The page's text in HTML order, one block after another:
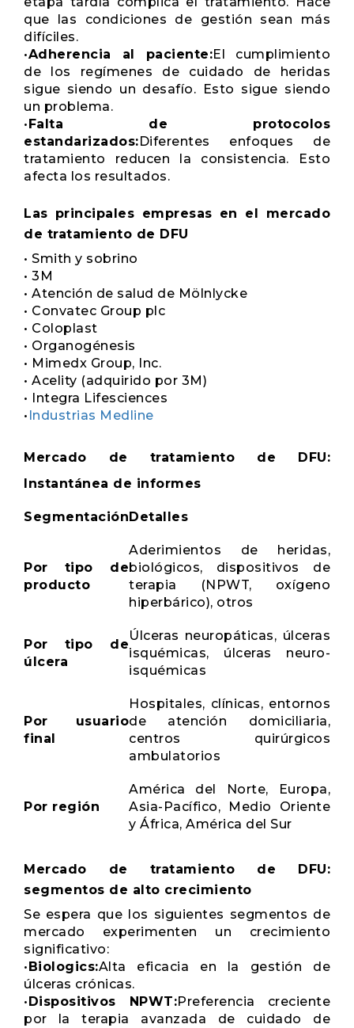
que las condiciones de gestión sean más
difíciles.
•Adherencia al paciente:El cumplimiento
de los regímenes de cuidado de heridas
sigue siendo un desafío. Esto sigue siendo
un problema.
•Falta de protocolos
estandarizados:Diferentes enfoques de
tratamiento reducen la consistencia. Esto
afecta los resultados.
Las principales empresas en el mercado
de tratamiento de DFU
• Smith y sobrino
• 3M
• Atención de salud de Mölnlycke
• Convatec Group plc
• Coloplast
• Organogénesis
• Mimedx Group, Inc.
• Acelity (adquirido por 3M)
• Integra Lifesciences
• Industrias Medline
Mercado de tratamiento de DFU:
Instantánea de informes
SegmentaciónDetalles
Por tipo de
producto
Aderimientos de heridas,
biológicos, dispositivos de
terapia (NPWT, oxígeno
hiperbárico), otros
Por tipo de
úlcera
Úlceras neuropáticas, úlceras
isquémicas, úlceras neuro-
isquémicas
Por usuario
final
Hospitales, clínicas, entornos
de atención domiciliaria,
centros quirúrgicos
ambulatorios
Por región
América del Norte, Europa,
Asia-Pacífico, Medio Oriente
y África, América del Sur
Mercado de tratamiento de DFU:
segmentos de alto crecimiento
Se espera que los siguientes segmentos de
mercado experimenten un crecimiento
significativo:
•Biologics:Alta eficacia en la gestión de
úlceras crónicas.
•Dispositivos NPWT:Preferencia creciente
por la terapia avanzada de cuidado de